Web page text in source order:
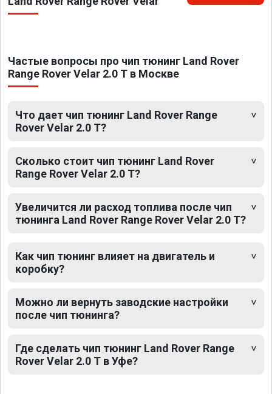
Частые вопросы про чип тюнинг Land Rover
Range Rover Velar 2.0 T в Москве
Что дает чип тюнинг Land Rover Range
Rover Velar 2.0 T?
Сколько стоит чип тюнинг Land Rover
Range Rover Velar 2.0 T?
Увеличится ли расход топлива после чип
тюнинга Land Rover Range Rover Velar 2.0 T?
Как чип тюнинг влияет на двигатель и
коробку?
Можно ли вернуть заводские настройки
после чип тюнинга?
Где сделать чип тюнинг Land Rover Range
Rover Velar 2.0 T в Уфе?